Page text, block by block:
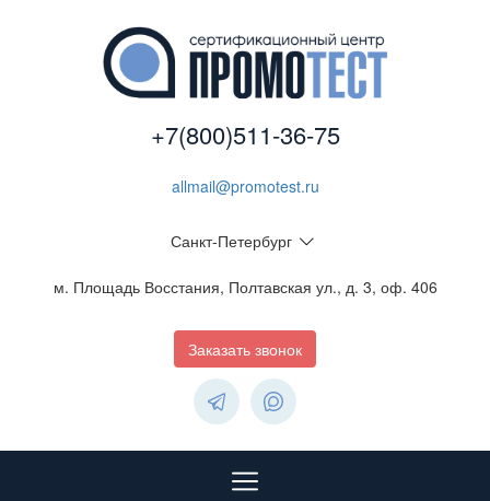
+7(800)511-36-75
allmail@promotest.ru
Санкт-Петербург
м. Площадь Восстания, Полтавская ул., д. 3, оф. 406
Заказать звонок